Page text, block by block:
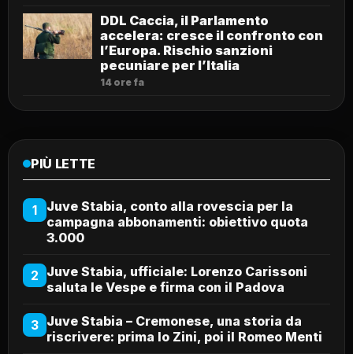
DDL Caccia, il Parlamento
accelera: cresce il confronto con
l’Europa. Rischio sanzioni
pecuniare per l’Italia
14 ore fa
PIÙ LETTE
1
Juve Stabia, conto alla rovescia per la
campagna abbonamenti: obiettivo quota
3.000
2 Juve Stabia, ufficiale: Lorenzo Carissoni
saluta le Vespe e firma con il Padova
3 Juve Stabia – Cremonese, una storia da
riscrivere: prima lo Zini, poi il Romeo Menti